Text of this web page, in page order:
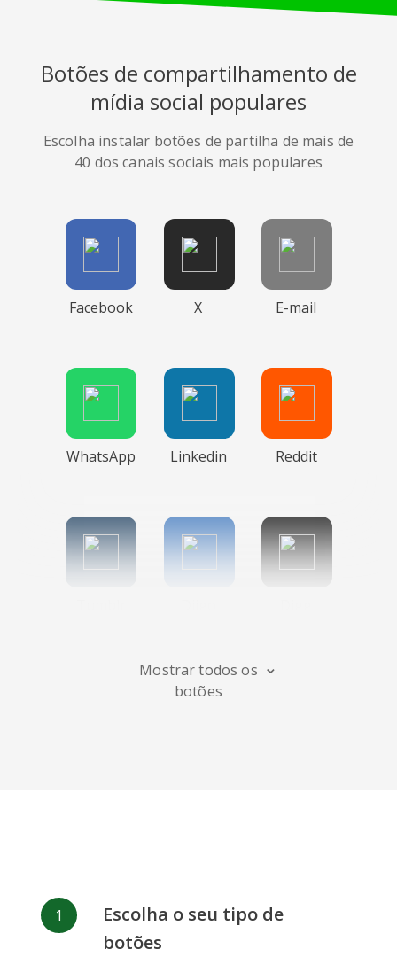
Botões de compartilhamento de
mídia social populares
Escolha instalar botões de partilha de mais de
40 dos canais sociais mais populares
Facebook X E-mail
WhatsApp Linkedin Reddit
Facebook
Messenger
Odnoklassniki
Weibo
Mostrar todos os
botões
Escolha o seu tipo de
botões